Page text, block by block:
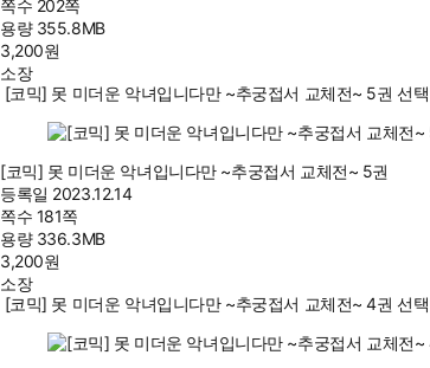
쪽수 202쪽
용량 355.8MB
3,200원
소장
[코믹] 못 미더운 악녀입니다만 ~추궁접서 교체전~ 5권 선택
[코믹] 못 미더운 악녀입니다만 ~추궁접서 교체전~ 5권
등록일 2023.12.14
쪽수 181쪽
용량 336.3MB
3,200원
소장
[코믹] 못 미더운 악녀입니다만 ~추궁접서 교체전~ 4권 선택